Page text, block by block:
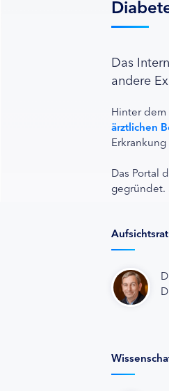
Das
andere
Hinter dem
ärztlichen
Das Portal
gegründet.
Aufsichtsrat